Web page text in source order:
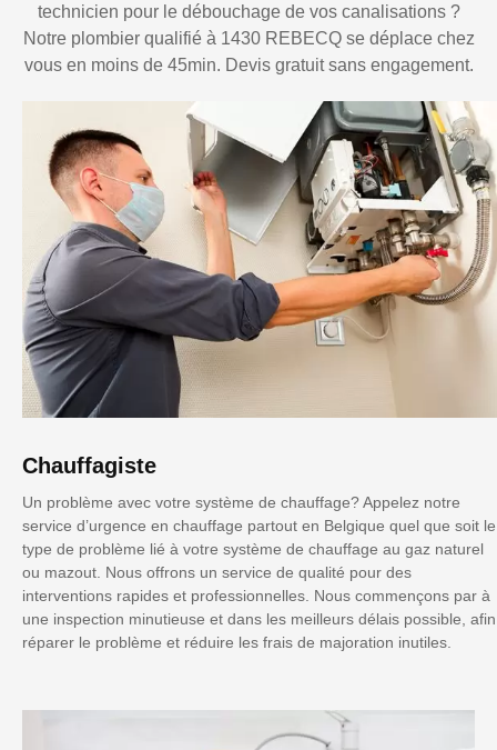
technicien pour le débouchage de vos canalisations ?
Notre plombier qualifié à 1430 REBECQ se déplace chez
vous en moins de 45min. Devis gratuit sans engagement.
Chauffagiste
Un problème avec votre système de chauffage? Appelez notre
service d’urgence en chauffage partout en Belgique quel que soit le
type de problème lié à votre système de chauffage au gaz naturel
ou mazout. Nous offrons un service de qualité pour des
interventions rapides et professionnelles. Nous commençons par à
une inspection minutieuse et dans les meilleurs délais possible, afin
réparer le problème et réduire les frais de majoration inutiles.